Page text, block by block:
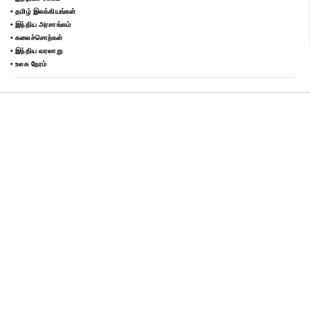
• தமிழ் இலக்கியங்கள்
• இந்திய அரசாங்கம்
• கலைச்சொற்கள்
• இந்திய வரலாறு
• உலக நேரம்